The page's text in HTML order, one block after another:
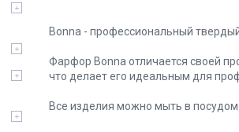
Bonna - профессиональный
Фарфор Bonna отличается своей
что делает его идеальным для
Все изделия можно мыть в